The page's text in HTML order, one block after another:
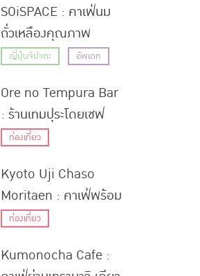
โตเกียว
SOiSPACE : คาเฟ่นม
ถั่วเหลืองคุณภาพ
พรีเมียมน่าลองใน
ญี่ปุ่นจิปาถะ อัพเดท
Ore no Tempura Bar
: ร้านเทมปุระโดยเชฟ
อาหารฝรั่งเศสที่โอซาก้า
ท่องเที่ยว
Kyoto Uji Chaso
Moritaen : คาเฟ่พร้อม
เมนูจากชาชั้นดีโดย โมริ
ด้านชาอันดับหนึ่งใน
ท่องเที่ยว
Kumonocha Cafe :